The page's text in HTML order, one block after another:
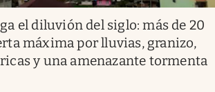
el diluvión del siglo: más de 20
máxima por lluvias, granizo,
y una amenazante tormenta